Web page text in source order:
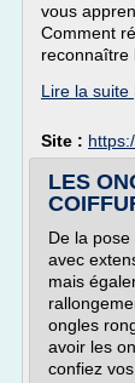
vous
Comment
reconnaître
Lire la suite
Site :
LES
De la
avec
mais
ongles
avoir les
confiez